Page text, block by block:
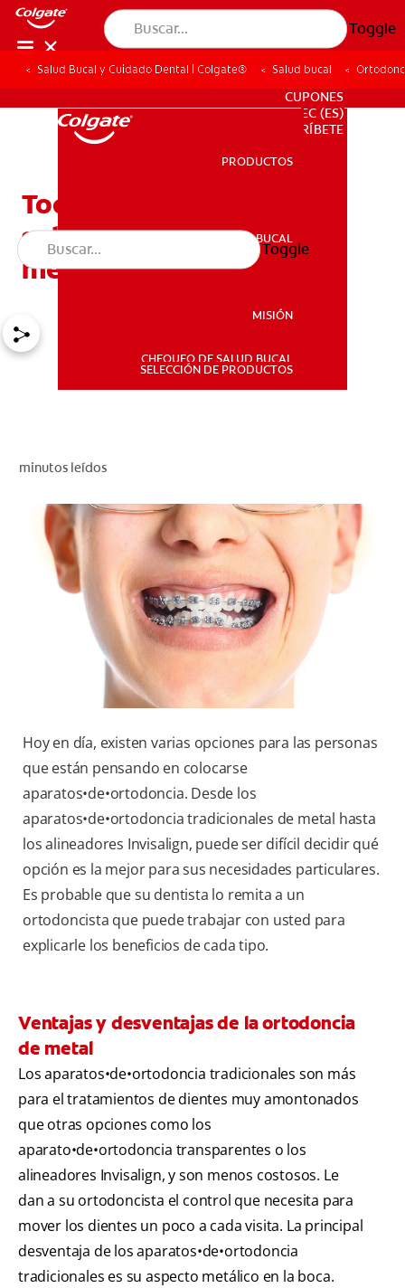
Toggle
SALUD BUCAL
PARA PROFESIONALES
CUPONES
SUSCRÍBETE
PARA PROFESIONALES
CUPONES
EC (ES)
SUSCRÍBETE
PRODUCTOS
SALUD BUCAL
MISIÓN
CHEQUEO DE SALUD BUCAL
SELECCIÓN DE PRODUCTOS
Toggle
Salud Bucal y Cuidado Dental | Colgate® Salud bucal
Todo lo que debe saber
sobre los brackets
metálicos
minutos leídos
Hoy en día, existen varias opciones para las personas
que están pensando en colocarse
aparatos•de•ortodoncia. Desde los
aparatos•de•ortodoncia tradicionales de metal hasta
los alineadores Invisalign, puede ser difícil decidir qué
opción es la mejor para sus necesidades particulares.
Es probable que su dentista lo remita a un
ortodoncista que puede trabajar con usted para
explicarle los beneficios de cada tipo.
Ventajas y desventajas de la ortodoncia
de metal
Los aparatos•de•ortodoncia tradicionales son más
para el tratamientos de dientes muy amontonados
que otras opciones como los
aparato•de•ortodoncia transparentes o los
alineadores Invisalign, y son menos costosos. Le
dan a su ortodoncista el control que necesita para
mover los dientes un poco a cada visita. La principal
desventaja de los aparatos•de•ortodoncia
tradicionales es su aspecto metálico en la boca.